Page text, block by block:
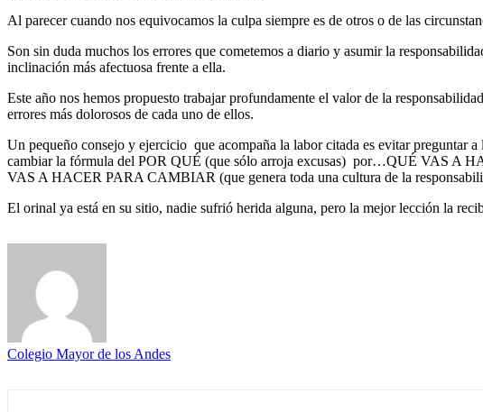
Al parecer cuando nos equivocamos la culpa siempre es de otros o de las
Son sin duda muchos los errores que cometemos a diario y asumir la
inclinación más afectuosa frente a ella.
Este año nos hemos propuesto trabajar profundamente el valor de la
errores más dolorosos de cada uno de ellos.
Un pequeño consejo y ejercicio que acompaña la labor citada es evitar preguntar
cambiar la fórmula del POR QUÉ (que sólo arroja excusas) por…QUÉ VAS
VAS A HACER PARA CAMBIAR (que genera toda una cultura de la
El orinal ya está en su sitio, nadie sufrió herida alguna, pero la mejor lección la
Colegio Mayor de los Andes